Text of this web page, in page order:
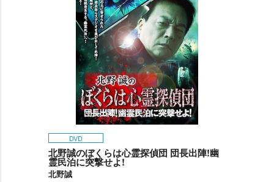
DVD
北野誠のぼくらは心霊探偵団 団長出陣!幽
霊民泊に突撃せよ!
北野誠